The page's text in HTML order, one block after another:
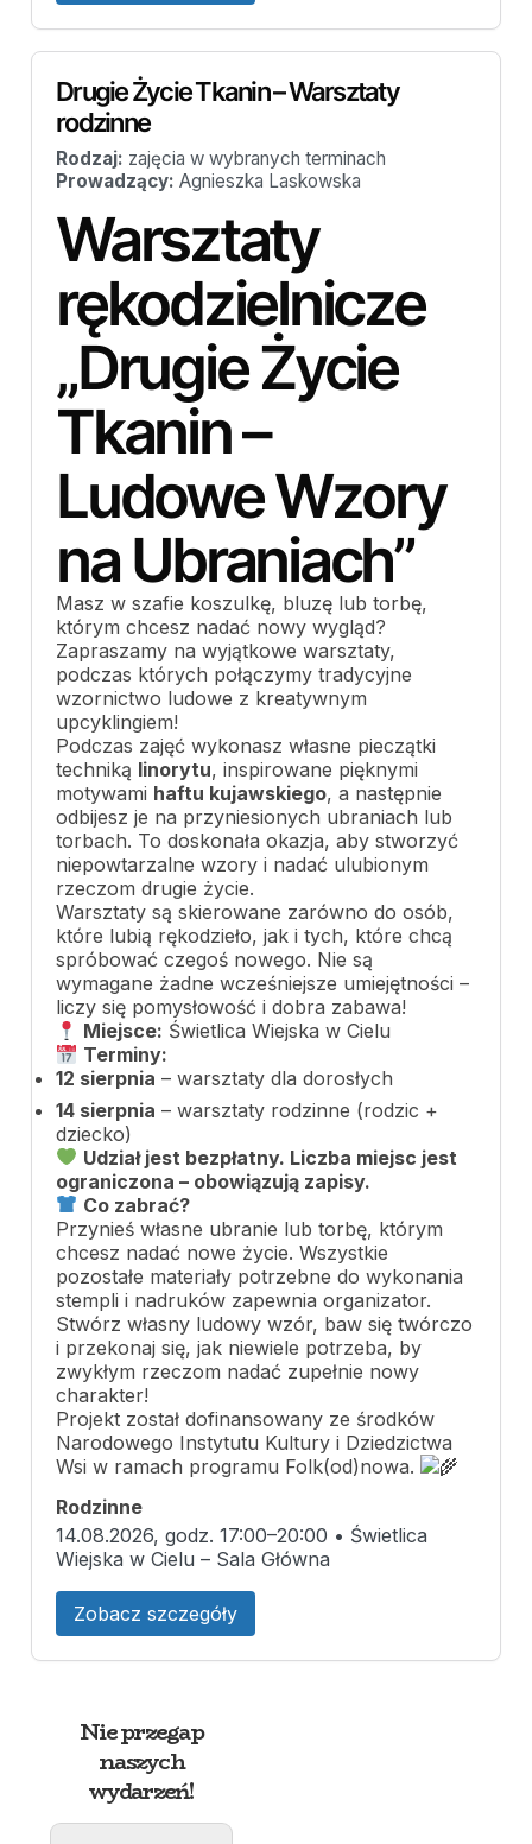
Drugie Życie Tkanin – Warsztaty
rodzinne
Rodzaj: zajęcia w wybranych terminach
Prowadzący: Agnieszka Laskowska
Warsztaty
rękodzielnicze
„Drugie Życie
Tkanin –
Ludowe Wzory
na Ubraniach”
Masz w szafie koszulkę, bluzę lub torbę,
którym chcesz nadać nowy wygląd?
Zapraszamy na wyjątkowe warsztaty,
podczas których połączymy tradycyjne
wzornictwo ludowe z kreatywnym
upcyklingiem!
Podczas zajęć wykonasz własne pieczątki
techniką linorytu, inspirowane pięknymi
motywami haftu kujawskiego, a następnie
odbijesz je na przyniesionych ubraniach lub
torbach. To doskonała okazja, aby stworzyć
niepowtarzalne wzory i nadać ulubionym
rzeczom drugie życie.
Warsztaty są skierowane zarówno do osób,
które lubią rękodzieło, jak i tych, które chcą
spróbować czegoś nowego. Nie są
wymagane żadne wcześniejsze umiejętności –
liczy się pomysłowość i dobra zabawa!
Miejsce: Świetlica Wiejska w Cielu
Terminy:
12 sierpnia – warsztaty dla dorosłych
14 sierpnia – warsztaty rodzinne (rodzic +
dziecko)
Udział jest bezpłatny. Liczba miejsc jest
ograniczona – obowiązują zapisy.
Co zabrać?
Przynieś własne ubranie lub torbę, którym
chcesz nadać nowe życie. Wszystkie
pozostałe materiały potrzebne do wykonania
stempli i nadruków zapewnia organizator.
Stwórz własny ludowy wzór, baw się twórczo
i przekonaj się, jak niewiele potrzeba, by
zwykłym rzeczom nadać zupełnie nowy
charakter!
Projekt został dofinansowany ze środków
Narodowego Instytutu Kultury i Dziedzictwa
Wsi w ramach programu Folk(od)nowa.
Rodzinne
14.08.2026, godz. 17:00–20:00 • Świetlica
Wiejska w Cielu – Sala Główna
Zobacz szczegóły
Nie przegap
naszych
wydarzeń!